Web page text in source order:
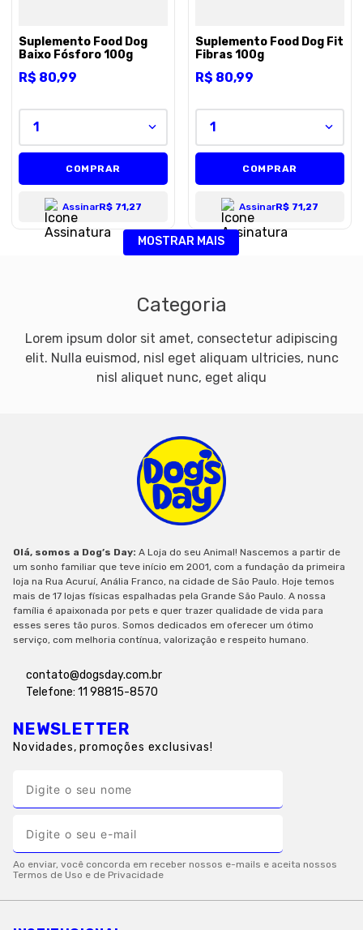
Suplemento Food Dog
Baixo Fósforo 100g
R$ 80,99
1
COMPRAR
AssinarR$ 71,27
Suplemento Food Dog Fit
Fibras 100g
R$ 80,99
1
COMPRAR
AssinarR$ 71,27
MOSTRAR MAIS
Categoria
Lorem ipsum dolor sit amet, consectetur adipiscing
elit. Nulla euismod, nisl eget aliquam ultricies, nunc
nisl aliquet nunc, eget aliqu
Olá, somos a Dog’s Day: A Loja do seu Animal! Nascemos a partir de
um sonho familiar que teve início em 2001, com a fundação da primeira
loja na Rua Acuruí, Anália Franco, na cidade de São Paulo. Hoje temos
mais de 17 lojas físicas espalhadas pela Grande São Paulo. A nossa
família é apaixonada por pets e quer trazer qualidade de vida para
esses seres tão puros. Somos dedicados em oferecer um ótimo
serviço, com melhoria contínua, valorização e respeito humano.
contato@dogsday.com.br
Telefone: 11 98815-8570
NEWSLETTER
Novidades, promoções exclusivas!